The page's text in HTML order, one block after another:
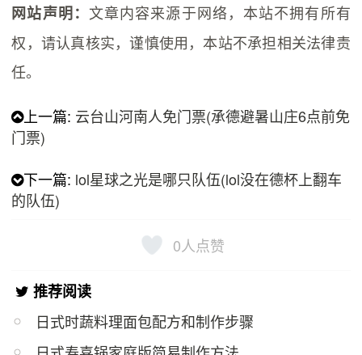
网站声明： 文章内容来源于网络，本站不拥有所有
权，请认真核实，谨慎使用，本站不承担相关法律责
任。
上一篇: 云台山河南人免门票(承德避暑山庄6点前免
门票)
下一篇: lol星球之光是哪只队伍(lol没在德杯上翻车
的队伍)
0人点赞
推荐阅读
日式时蔬料理面包配方和制作步骤